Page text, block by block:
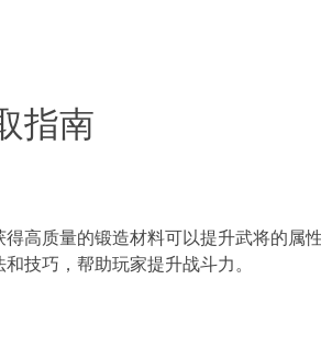
指南
高质量的锻造材料可以提升武将的属
和技巧，帮助玩家提升战斗力。